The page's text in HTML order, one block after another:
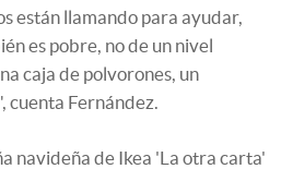
están llamando para ayudar,
es pobre, no de un nivel
caja de polvorones, un
cuenta Fernández.
navideña de Ikea 'La otra carta'